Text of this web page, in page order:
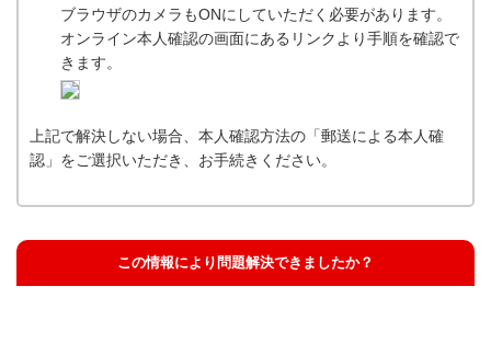
ブラウザのカメラもONにしていただく必要があります。
オンライン本人確認の画面にあるリンクより手順を確認で
きます。
上記で解決しない場合、本人確認方法の「郵送による本人確
認」をご選択いただき、お手続きください。
この情報により問題解決できましたか？